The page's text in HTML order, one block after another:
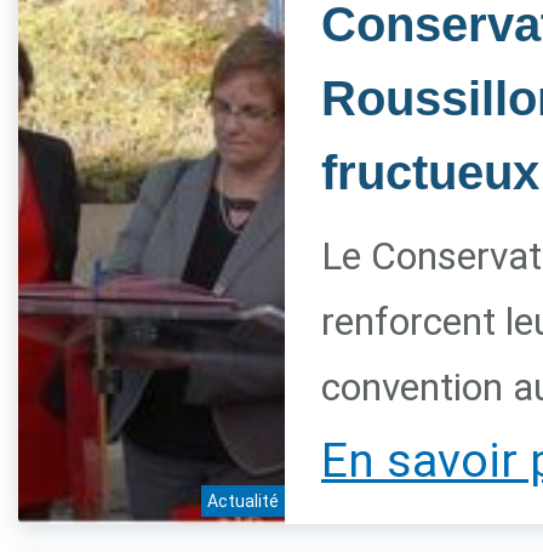
Actualité
fructueux
Le
renforcent
convention
En savoir